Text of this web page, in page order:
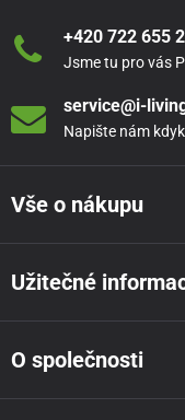
+420 722 655
Jsme tu pro vás
service@i-
Napište nám
Vše o nákupu
Užitečné
O společnosti